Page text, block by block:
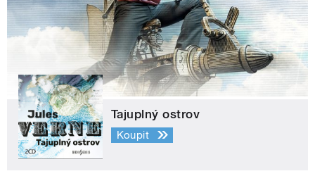
Tajuplný ostrov
Koupit